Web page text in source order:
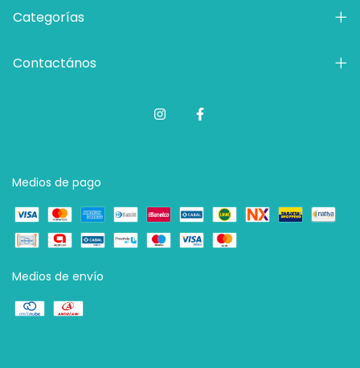
Categorías
Contactános
Medios de pago
Medios de envío